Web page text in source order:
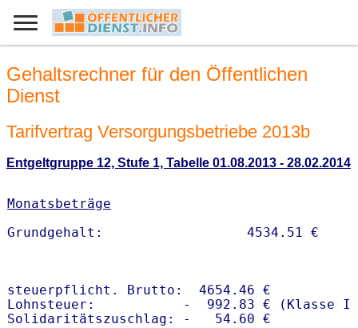
Gehaltsrechner für den Öffentlichen
Dienst
Tarifvertrag Versorgungsbetriebe 2013b
Entgeltgruppe 12, Stufe 1, Tabelle 01.08.2013 - 28.02.2014
Monatsbeträge
steuerpflicht. Brutto:  4654.46 €
Lohnsteuer:           -  992.83 € (Klasse I)
Solidaritätszuschlag: -   54.60 €